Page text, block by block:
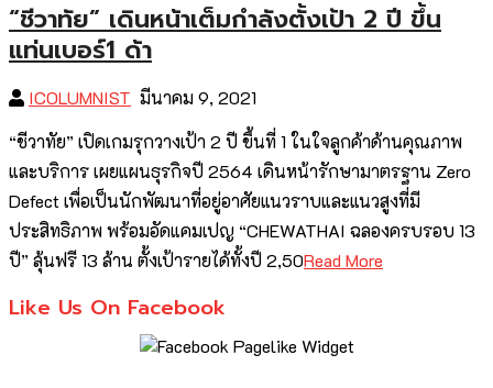
“ชีวาทัย” เดินหน้าเต็มกำลังตั้งเป้า 2 ปี ขึ้น
แท่นเบอร์1 ด้า
ICOLUMNIST มีนาคม 9, 2021
“ชีวาทัย” เปิดเกมรุกวางเป้า 2 ปี ขึ้นที่ 1 ในใจลูกค้าด้านคุณภาพ
และบริการ เผยแผนธุรกิจปี 2564 เดินหน้ารักษามาตรฐาน Zero
Defect เพื่อเป็นนักพัฒนาที่อยู่อาศัยแนวราบและแนวสูงที่มี
ประสิทธิภาพ พร้อมอัดแคมเปญ “CHEWATHAI ฉลองครบรอบ 13
ปี” ลุ้นฟรี 13 ล้าน ตั้งเป้ารายได้ทั้งปี 2,50Read More
Like Us On Facebook